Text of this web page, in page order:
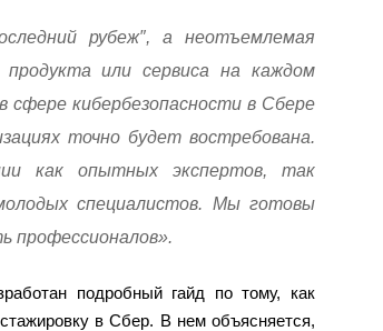
рубеж″, а неотъемлемая
или сервиса на каждом
сфере кибербезопасности в Сбере
точно будет востребована.
как опытных экспертов, так
специалистов. Мы готовы
профессионалов».
подробный гайд по тому, как
в Сбер. В нем объясняется,